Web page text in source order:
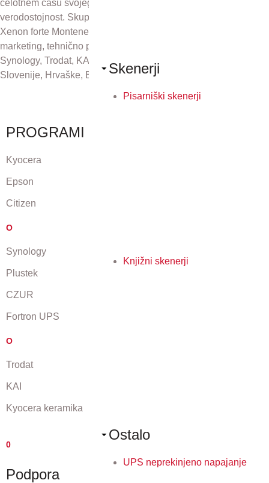
Skenerji
Pisarniški skenerji
Knjižni skenerji
Ostalo
UPS neprekinjeno napajanje
celotnem času svojega obstoja se zavzema za odličnost in
verodostojnost. Skupaj s podjetji Xenon forte Zagreb d.o.o.,
Xenon forte Montenegro in Xenon forte d.o.o., Sarajevo skrbi za
marketing, tehnično podporo in distribucijo izdelkov Kyocera,
Synology, Trodat, KAI, Plustek in CZUR na področju Republike
Slovenije, Hrvaške, Bosne in Hercegovine ter Črne gore.
PROGRAMI
Kyocera
Epson
Citizen
O
Synology
Plustek
CZUR
Fortron UPS
O
Trodat
KAI
Kyocera keramika
0
Podpora